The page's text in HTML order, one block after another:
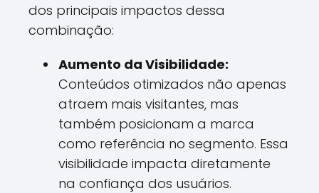
dos principais impactos dessa
combinação:
Aumento da Visibilidade:
Conteúdos otimizados não apenas
atraem mais visitantes, mas
também posicionam a marca
como referência no segmento. Essa
visibilidade impacta diretamente
na confiança dos usuários.